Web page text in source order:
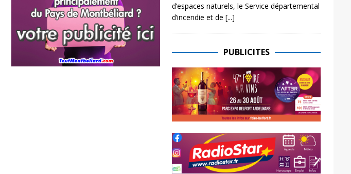
d’espaces naturels, le Service départemental
d’incendie et de [...]
PUBLICITES